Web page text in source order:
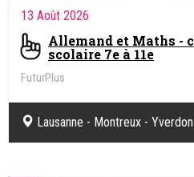
13 Août 2026
Allemand et Maths -
scolaire 7e à 11e
FuturPlus
Lausanne - Montreux -